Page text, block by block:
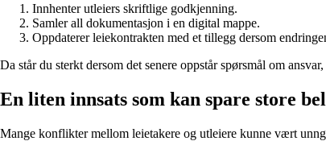
Innhenter utleiers skriftlige godkjenning.
Samler all dokumentasjon i en digital mappe.
Oppdaterer leiekontrakten med et tillegg dersom
Da står du sterkt dersom det senere oppstår spørsmål om
En liten innsats som kan spare store
Mange konflikter mellom leietakere og utleiere kunne vært